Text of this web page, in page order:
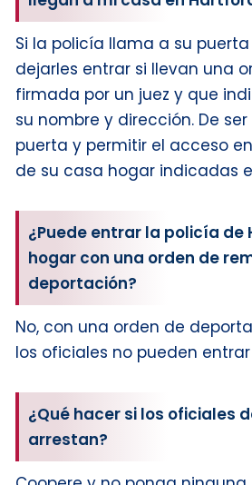
Si la policía llama a su
dejarles entrar si llevan una
firmada por un juez y que
su nombre y dirección. De
puerta y permitir el acceso
de su casa hogar indicadas
¿Puede entrar la policía de
hogar con una orden de
deportación?
No, con una orden de
los oficiales no pueden
¿Qué hacer si los oficiales
arrestan?